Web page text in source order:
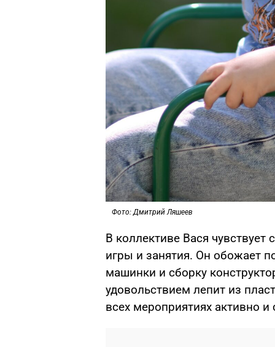
Фото: Дмитрий Ляшеев
В коллективе Вася
игры и занятия. Он обожает
машинки и сборку
удовольствием лепит из
всех мероприятиях активно и